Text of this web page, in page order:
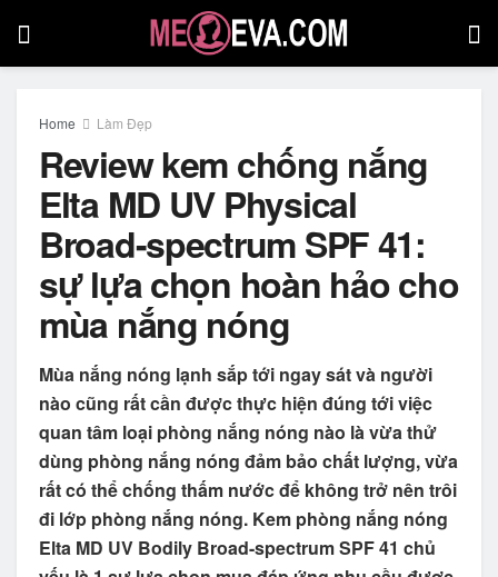
Home Làm Đẹp
Review kem chống nắng
Elta MD UV Physical
Broad-spectrum SPF 41:
sự lựa chọn hoàn hảo cho
mùa nắng nóng
Mùa nắng nóng lạnh sắp tới ngay sát và người
nào cũng rất cần được thực hiện đúng tới việc
quan tâm loại phòng nắng nóng nào là vừa thử
dùng phòng nắng nóng đảm bảo chất lượng, vừa
rất có thể chống thấm nước để không trở nên trôi
đi lớp phòng nắng nóng. Kem phòng nắng nóng
Elta MD UV Bodily Broad-spectrum SPF 41 chủ